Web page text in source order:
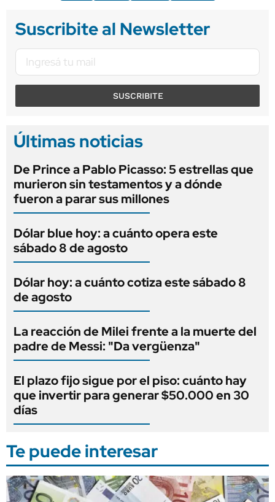
Suscribite al Newsletter
SUSCRIBITE
Últimas noticias
De Prince a Pablo Picasso: 5 estrellas que
murieron sin testamentos y a dónde
fueron a parar sus millones
Dólar blue hoy: a cuánto opera este
sábado 8 de agosto
Dólar hoy: a cuánto cotiza este sábado 8
de agosto
La reacción de Milei frente a la muerte del
padre de Messi: "Da vergüenza"
El plazo fijo sigue por el piso: cuánto hay
que invertir para generar $50.000 en 30
días
Te puede interesar